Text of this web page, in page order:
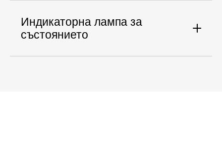
Индикаторна лампа за
състоянието